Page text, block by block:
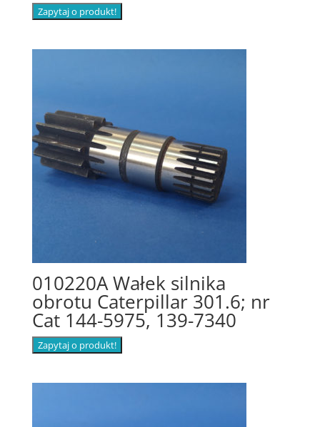
Zapytaj o produkt!
010220A Wałek silnika
obrotu Caterpillar 301.6; nr
Cat 144-5975, 139-7340
Zapytaj o produkt!